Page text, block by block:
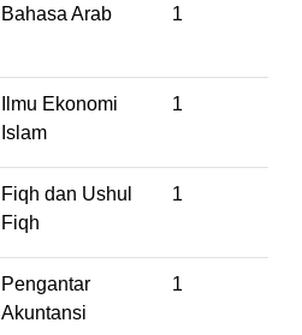
Bahasa Arab 1
Ilmu Ekonomi
Islam
1
Fiqh dan Ushul
Fiqh
1
Pengantar
Akuntansi
1